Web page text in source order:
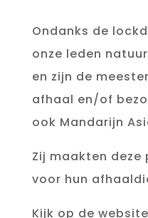
Ondanks de
onze leden
en zijn de
afhaal en/of
ook Mandarijn
Zij maakten deze
voor hun
Kijk op de